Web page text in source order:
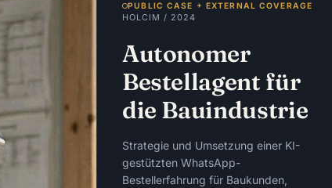
PUBLIC CASE + EXTERNAL COVERAGE
HOLCIM / 2024
Autonomer
Bestellagent für
die Bauindustrie
Strategie und Umsetzung einer KI-
gestützten WhatsApp-
Bestellerfahrung für Baukunden,